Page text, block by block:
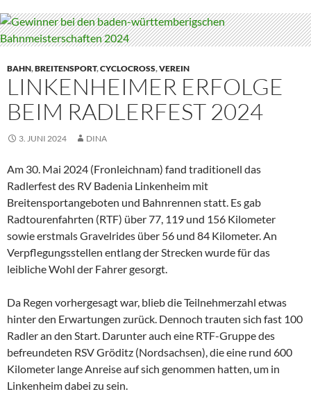
BAHN,BREITENSPORT,CYCLOCROSS,VEREIN
LINKENHEIMER ERFOLGE
BEIM RADLERFEST 2024
3. JUNI 2024 DINA
Am 30. Mai 2024 (Fronleichnam) fand traditionell das
Radlerfest des RV Badenia Linkenheim mit
Breitensportangeboten und Bahnrennen statt. Es gab
Radtourenfahrten (RTF) über 77, 119 und 156 Kilometer
sowie erstmals Gravelrides über 56 und 84 Kilometer. An
Verpflegungsstellen entlang der Strecken wurde für das
leibliche Wohl der Fahrer gesorgt.
Da Regen vorhergesagt war, blieb die Teilnehmerzahl etwas
hinter den Erwartungen zurück. Dennoch trauten sich fast 100
Radler an den Start. Darunter auch eine RTF-Gruppe des
befreundeten RSV Gröditz (Nordsachsen), die eine rund 600
Kilometer lange Anreise auf sich genommen hatten, um in
Linkenheim dabei zu sein.